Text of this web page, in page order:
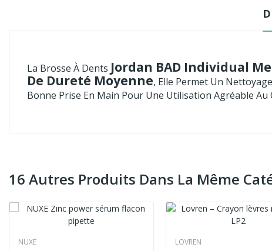
La Brosse À Dents Jordan BAD Individual
De Dureté Moyenne, Elle Permet Un
Bonne Prise En Main Pour Une Utilisation Agréable Au
16 Autres Produits Dans La Même
NUXE LOVREN